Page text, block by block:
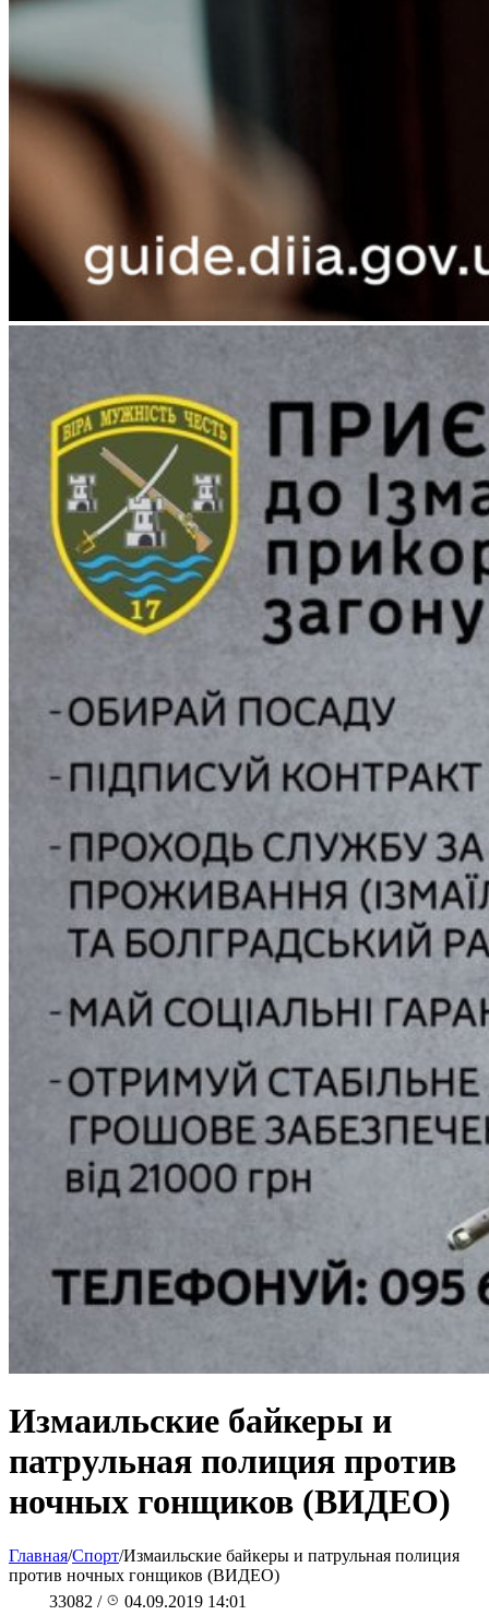
Измаильские байкеры и
патрульная полиция против
ночных гонщиков (ВИДЕО)
Главная/Спорт/Измаильские байкеры и патрульная полиция
против ночных гонщиков (ВИДЕО)
33082 / 04.09.2019 14:01